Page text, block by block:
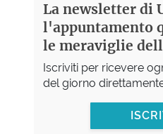
La newsletter di
l'appuntamento
le meraviglie
Iscriviti per ricevere
del giorno